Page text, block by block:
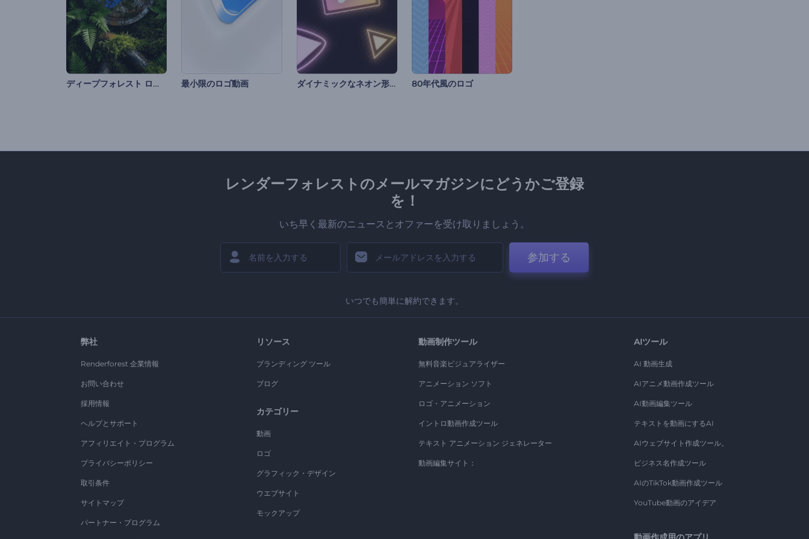
ディープフォレスト ロゴ演出 最小限のロゴ動画 ダイナミックなネオン形状のイントロ動画 80年代風のロゴ
レンダーフォレストのメールマガジンにどうかご登録
を！
いち早く最新のニュースとオファーを受け取りましょう。
参加する
いつでも簡単に解約できます。
弊社
Renderforest 企業情報
お問い合わせ
採用情報
ヘルプとサポート
アフィリエイト・プログラム
プライバシーポリシー
取引条件
サイトマップ
パートナー・プログラム
リソース
ブランディング ツール
ブログ
カテゴリー
動画
ロゴ
グラフィック・デザイン
ウエブサイト
モックアップ
動画制作ツール
無料音楽ビジュアライザー
アニメーション ソフト
ロゴ・アニメーション
イントロ動画作成ツール
テキスト アニメーション ジェネレーター
動画編集サイト：
AIツール
AI 動画生成
AIアニメ動画作成ツール
AI動画編集ツール
テキストを動画にするAI
AIウェブサイト作成ツール。
ビジネス名作成ツール
AIのTikTok動画作成ツール
YouTube動画のアイデア